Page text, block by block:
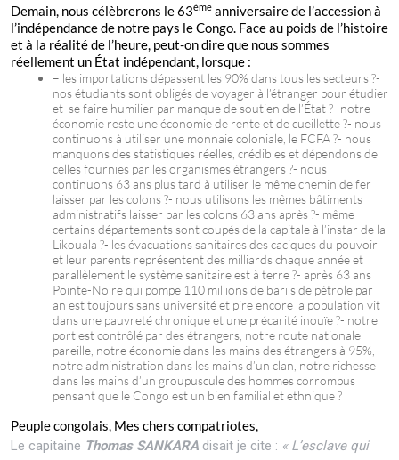
Demain, nous célèbrerons le 63ème anniversaire de l’accession à
l’indépendance de notre pays le Congo. Face au poids de l’histoire
et à la réalité de l’heure, peut-on dire que nous sommes
réellement un État indépendant, lorsque :
– les importations dépassent les 90% dans tous les secteurs ?-
nos étudiants sont obligés de voyager à l’étranger pour étudier
et se faire humilier par manque de soutien de l’État ?- notre
économie reste une économie de rente et de cueillette ?- nous
continuons à utiliser une monnaie coloniale, le FCFA ?- nous
manquons des statistiques réelles, crédibles et dépendons de
celles fournies par les organismes étrangers ?- nous
continuons 63 ans plus tard à utiliser le même chemin de fer
laisser par les colons ?- nous utilisons les mêmes bâtiments
administratifs laisser par les colons 63 ans après ?- même
certains départements sont coupés de la capitale à l’instar de la
Likouala ?- les évacuations sanitaires des caciques du pouvoir
et leur parents représentent des milliards chaque année et
parallèlement le système sanitaire est à terre ?- après 63 ans
Pointe-Noire qui pompe 110 millions de barils de pétrole par
an est toujours sans université et pire encore la population vit
dans une pauvreté chronique et une précarité inouïe ?- notre
port est contrôlé par des étrangers, notre route nationale
pareille, notre économie dans les mains des étrangers à 95%,
notre administration dans les mains d’un clan, notre richesse
dans les mains d’un groupuscule des hommes corrompus
pensant que le Congo est un bien familial et ethnique ?
Peuple congolais, Mes chers compatriotes,
Le capitaine Thomas SANKARA disait je cite : « L’esclave qui